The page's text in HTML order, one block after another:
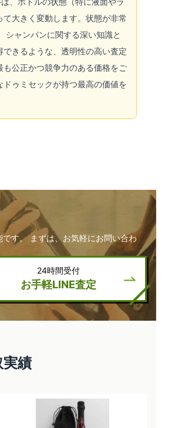
大きく変動します。状態が非常
シャンパンに関する深い知識と
きるような、透明性の高い査定
公正かつ競争力のある価格をご
ゥミセックが持つ最高の価値を
す。 まずは、お気軽にお問い合わ
24時間受付
お手軽LINE査定
績